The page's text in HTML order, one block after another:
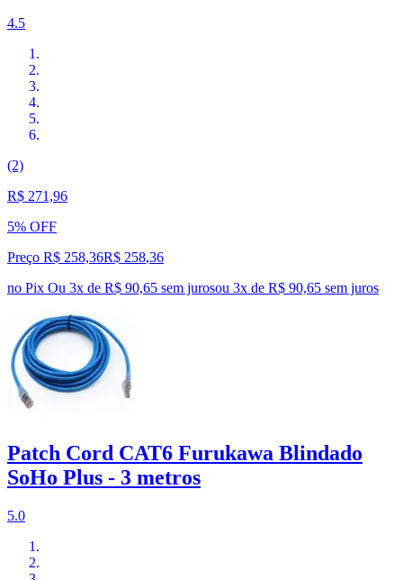
4.5
(2)
R$ 271,96
5% OFF
Preço R$ 258,36R$ 258,36
no Pix Ou 3x de R$ 90,65 sem jurosou 3x de R$ 90,65 sem juros
Patch Cord CAT6 Furukawa Blindado
SoHo Plus - 3 metros
5.0